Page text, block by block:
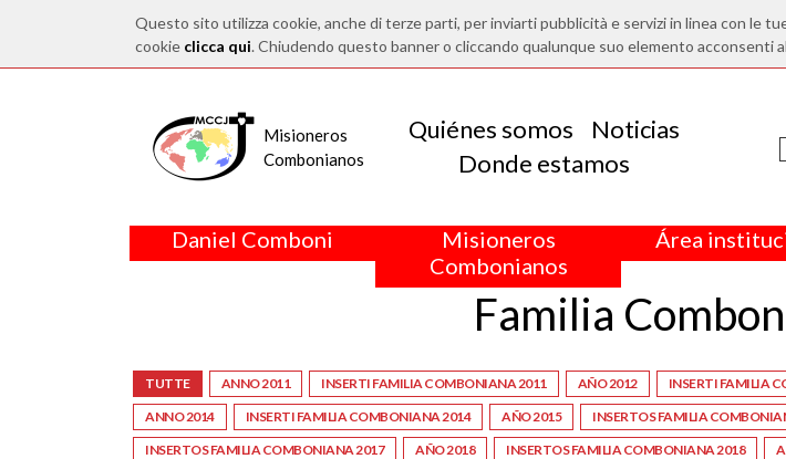
Questo sito utilizza cookie, anche di terze parti, per inviarti pubblicità e servizi in linea con le
cookie clicca qui. Chiudendo questo banner o cliccando qualunque suo elemento acconsenti
Misioneros
Combonianos
Quiénes somos
Noticias
Donde estamos
Daniel Comboni
Misioneros
Combonianos
Área
Familia
TUTTE ANNO 2011 INSERTI FAMILIA COMBONIANA 2011 AÑO 2012 INSERTI FAMILIA
ANNO 2014
INSERTI FAMILIA COMBONIANA 2014 AÑO 2015 INSERTOS FAMILIA
INSERTOS FAMILIA COMBONIANA 2017
AÑO 2018 INSERTOS FAMILIA COMBONIANA 2018